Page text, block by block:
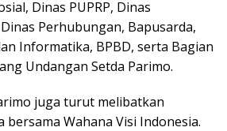
Dinas PUPRP, Dinas
Perhubungan, Bapusarda,
Informatika, BPBD, serta Bagian
Undangan Setda Parimo.
juga turut melibatkan
bersama Wahana Visi Indonesia.